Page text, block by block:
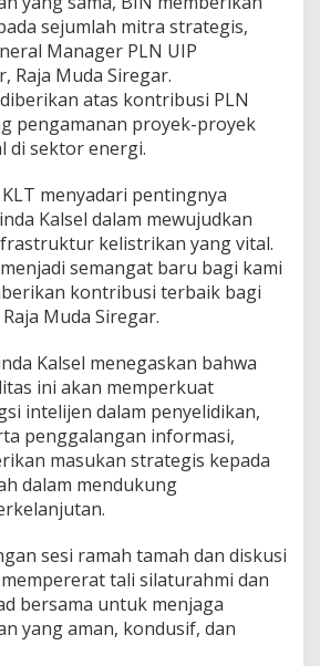
sejumlah mitra strategis,
Manager PLN UIP
Raja Muda Siregar.
atas kontribusi PLN
pengamanan proyek-proyek
di sektor energi.
KLT menyadari pentingnya
Kalsel dalam mewujudkan
kelistrikan yang vital.
semangat baru bagi kami
kontribusi terbaik bagi
Muda Siregar.
Kalsel menegaskan bahwa
ini akan memperkuat
intelijen dalam penyelidikan,
penggalangan informasi,
masukan strategis kepada
dalam mendukung
sesi ramah tamah dan diskusi
tali silaturahmi dan
bersama untuk menjaga
yang aman, kondusif, dan